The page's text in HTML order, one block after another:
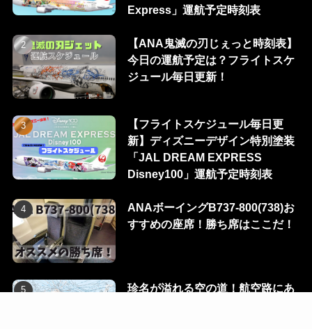
Express」運航予定時刻表
【ANA鬼滅の刃じぇっと時刻表】
今日の運航予定は？フライトスケ
ジュール毎日更新！
【フライトスケジュール毎日更
新】ディズニーデザイン特別塗装
「JAL DREAM EXPRESS
Disney100」運航予定時刻表
ANAボーイングB737-800(738)お
すすめの座席！勝ち席はここだ！
珍名が溢れる空の道！航空路にあ